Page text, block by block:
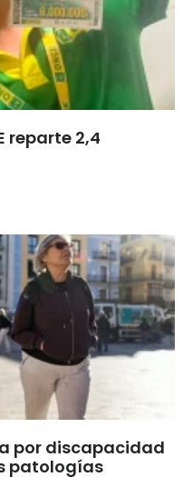
reparte 2,4
por discapacidad
patologías